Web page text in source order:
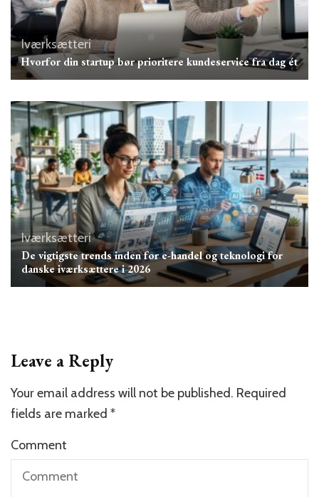
Iværksætteri
Hvorfor din startup bør prioritere kundeservice fra dag ét
Iværksætteri
De vigtigste trends inden for e-handel og teknologi for
danske iværksættere i 2026
Leave a Reply
Your email address will not be published. Required
fields are marked *
Comment